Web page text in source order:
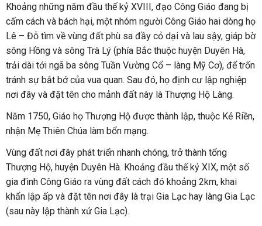
Khoảng những năm đầu thế kỷ XVIII, đạo Công Giáo đang bị
cấm cách và bách hại, một nhóm người Công Giáo hai dòng họ
Lê – Đỗ tìm về vùng đất phù sa đầy cỏ dại và lau sậy, giáp bờ
sông Hồng và sông Trà Lý (phía Bắc thuộc huyện Duyên Hà,
trải dài tới ngã ba sông Tuần Vường Cổ – làng Mỹ Cơ), để trốn
tránh sự bắt bớ của vua quan. Sau đó, họ định cư lập nghiệp
nơi đây và đặt tên cho mảnh đất này là Thượng Hộ Làng.
Năm 1750, Giáo họ Thượng Hộ được thành lập, thuộc Kẻ Riền,
nhận Mẹ Thiên Chúa làm bổn mạng.
Vùng đất nơi đây phát triển nhanh chóng, trở thành tổng
Thượng Hộ, huyện Duyên Hà. Khoảng đầu thế kỷ XIX, một số
gia đình Công Giáo ra vùng đất cách đó khoảng 2km, khai
khẩn lập ấp và đặt tên nơi đây là trại Gia Lạc hay làng Gia Lạc
(sau này lập thành xứ Gia Lạc).